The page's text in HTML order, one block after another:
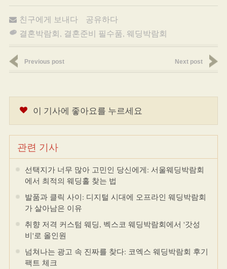
친구에게 보내다
공유하다
결혼박람회, 결혼준비 필수품, 웨딩박람회
Previous post Next post
이 기사에 좋아요를 누르세요
관련 기사
선택지가 너무 많아 고민인 당신에게: 서울웨딩박람회
에서 최적의 웨딩홀 찾는 법
발품과 클릭 사이: 디지털 시대에 오프라인 웨딩박람회
가 살아남은 이유
취향 저격 커스텀 웨딩, 벡스코 웨딩박람회에서 '갓성
비'로 올인원
넘쳐나는 광고 속 진짜를 찾다: 코엑스 웨딩박람회 후기
팩트 체크